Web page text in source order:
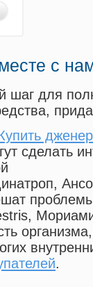
с
для
сделать
.